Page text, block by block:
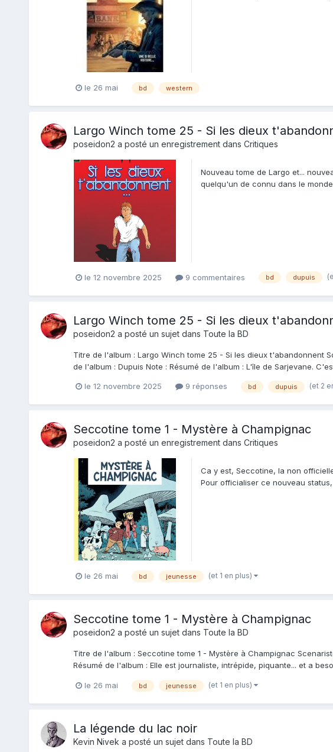
le 26 mai bd western
Largo Winch tome 25 - Si les dieux
poseidon2 a posté un enregistrement dans Critiques
Nouveau tome de Largo et...
quelqu'un de connu dans le
le 12 novembre 2025 9 commentaires bd dupuis
Largo Winch tome 25 - Si les dieux
poseidon2 a posté un sujet dans Toute la BD
Titre de l'album : Largo Winch tome 25 - Si les dieux t'abandonnent
de l'album : Dupuis Note : Résumé de l'album : L'île de Sarjevane.
le 12 novembre 2025 9 réponses bd dupuis (et 2
Seccotine tome 1 - Mystère à Champignac
poseidon2 a posté un enregistrement dans Critiques
Ca y est, Seccotine, la non
Pour officialiser ce nouveau
le 26 mai bd jeunesse (et 1 en plus)
Seccotine tome 1 - Mystère à Champignac
poseidon2 a posté un sujet dans Toute la BD
Titre de l'album : Seccotine tome 1 - Mystère à Champignac
Résumé de l'album : Elle est journaliste, intrépide, piquante... et a
le 26 mai bd jeunesse (et 1 en plus)
La légende du lac noir
Kevin Nivek a posté un sujet dans Toute la BD